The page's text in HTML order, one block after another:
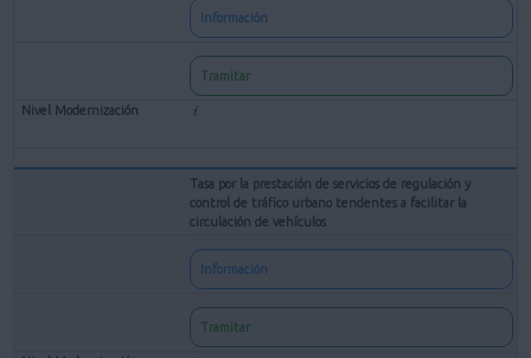
Información
Tramitar
Tasa por la prestación de servicios de regulación y
control de tráfico urbano tendentes a facilitar la
circulación de vehículos
Información
Tramitar